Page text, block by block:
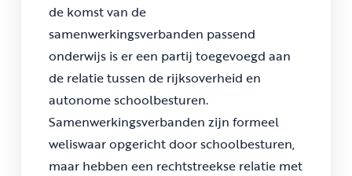
de komst van de
samenwerkingsverbanden passend
onderwijs is er een partij toegevoegd aan
de relatie tussen de rijksoverheid en
autonome schoolbesturen.
Samenwerkingsverbanden zijn formeel
weliswaar opgericht door schoolbesturen,
maar hebben een rechtstreekse relatie met